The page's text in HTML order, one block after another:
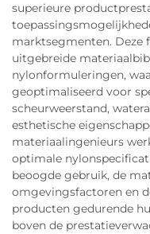
superieure
marktsegmenten. Deze
uitgebreide
nylonformuleringen,
geoptimaliseerd voor
scheurweerstand,
esthetische
materiaalingenieurs
optimale
beoogde gebruik, de
omgevingsfactoren en
producten gedurende
boven de